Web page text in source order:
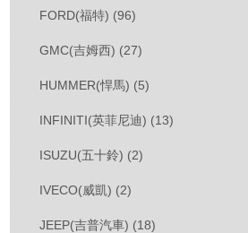
FORD(福特) (96)
GMC(吉姆西) (27)
HUMMER(悍馬) (5)
INFINITI(英菲尼迪) (13)
ISUZU(五十鈴) (2)
IVECO(威凱) (2)
JEEP(吉普汽車) (18)